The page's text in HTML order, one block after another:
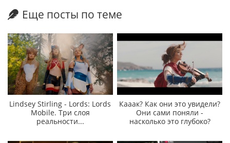
Еще посты по теме
Lindsey Stirling - Lords: Lords
Mobile. Три слоя
реальности...
Кааак? Как они это увидели?
Они сами поняли -
насколько это глубоко?